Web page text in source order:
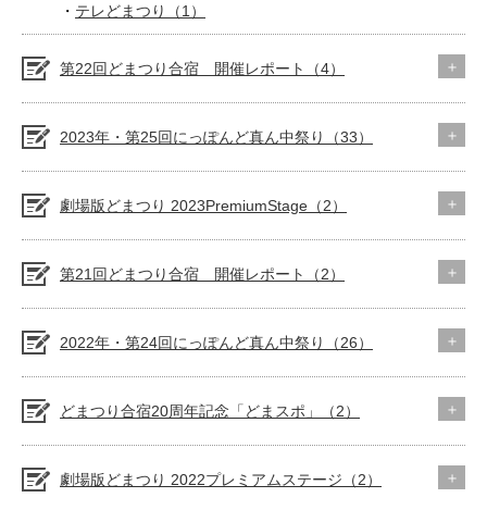
テレどまつり（1）
第22回どまつり合宿 開催レポート（4）
2023年・第25回にっぽんど真ん中祭り（33）
劇場版どまつり 2023PremiumStage（2）
第21回どまつり合宿 開催レポート（2）
2022年・第24回にっぽんど真ん中祭り（26）
どまつり合宿20周年記念「どまスポ」（2）
劇場版どまつり 2022プレミアムステージ（2）